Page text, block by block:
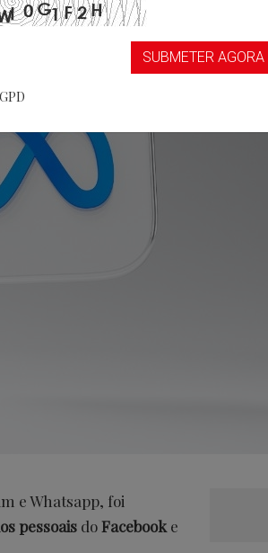
Partners
e Whatsapp, foi
pessoais doFacebook e
SUBMETER AGORA